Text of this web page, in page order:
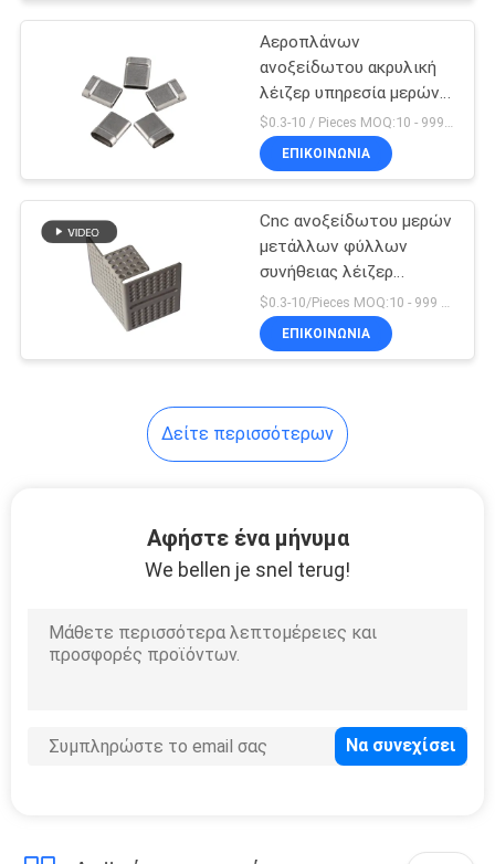
επεξεργάζεται τα
πλαστικά μέρη στη
μηχανή
Γυρισμένα CNC
μέρη ορείχαλκου
Υπηρεσία
συγκόλλησης
μετάλλων φύλλων
Αεροπλάνων
ανοξείδωτου ακρυλική
λέιζερ υπηρεσία μερών
Edm τέμνουσα
$0.3-10 / Pieces MOQ:10 - 999 Τεμάχια
ΕΠΙΚΟΙΝΩΝΊΑ
Cnc ανοξείδωτου μερών
μετάλλων φύλλων
συνήθειας λέιζερ
τέμνουσα τέμνουσα
υπηρεσία
$0.3-10/Pieces MOQ:10 - 999 Τεμάχια
ΕΠΙΚΟΙΝΩΝΊΑ
Δείτε περισσότερων
Αφήστε ένα μήνυμα
We bellen je snel terug!